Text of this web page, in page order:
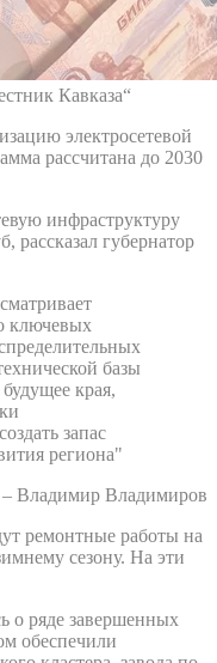
Кавказа“
электросетевой
рассчитана до 2030
инфраструктуру
рассказал губернатор
ключевых
базы
края,
запас
региона"
– Владимир Владимиров
ремонтные работы на
сезону. На эти
о ряде завершенных
обеспечили